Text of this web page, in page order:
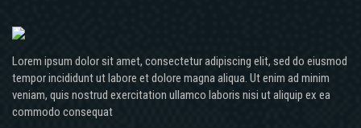
Lorem ipsum dolor sit amet, consectetur adipiscing elit, sed do eiusmod
tempor incididunt ut labore et dolore magna aliqua. Ut enim ad minim
veniam, quis nostrud exercitation ullamco laboris nisi ut aliquip ex ea
commodo consequat